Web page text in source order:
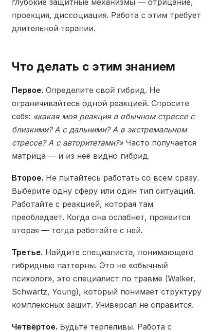
глубокие защитные механизмы — отрицание,
проекция, диссоциация. Работа с этим требует
длительной терапии.
Что делать с этим знанием
Первое. Определите свой гибрид. Не
ограничивайтесь одной реакцией. Спросите
себя: «какая моя реакция в обычном стрессе с
близкими? А с дальними? А в экстремальном
стрессе? А с авторитетами?»Часто получается
матрица — и из неё видно гибрид.
Второе. Не пытайтесь работать со всем сразу.
Выберите одну сферу или один тип ситуаций.
Работайте с реакцией, которая там
преобладает. Когда она ослабнет, проявится
вторая — тогда работайте с ней.
Третье. Найдите специалиста, понимающего
гибридные паттерны. Это не «обычный
психолог», это специалист по травме (Walker,
Schwartz, Young), который понимает структуру
комплексных защит. Универсал не справится.
Четвёртое. Будьте терпеливы. Работа с